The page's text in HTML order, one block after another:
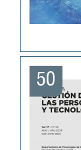
50